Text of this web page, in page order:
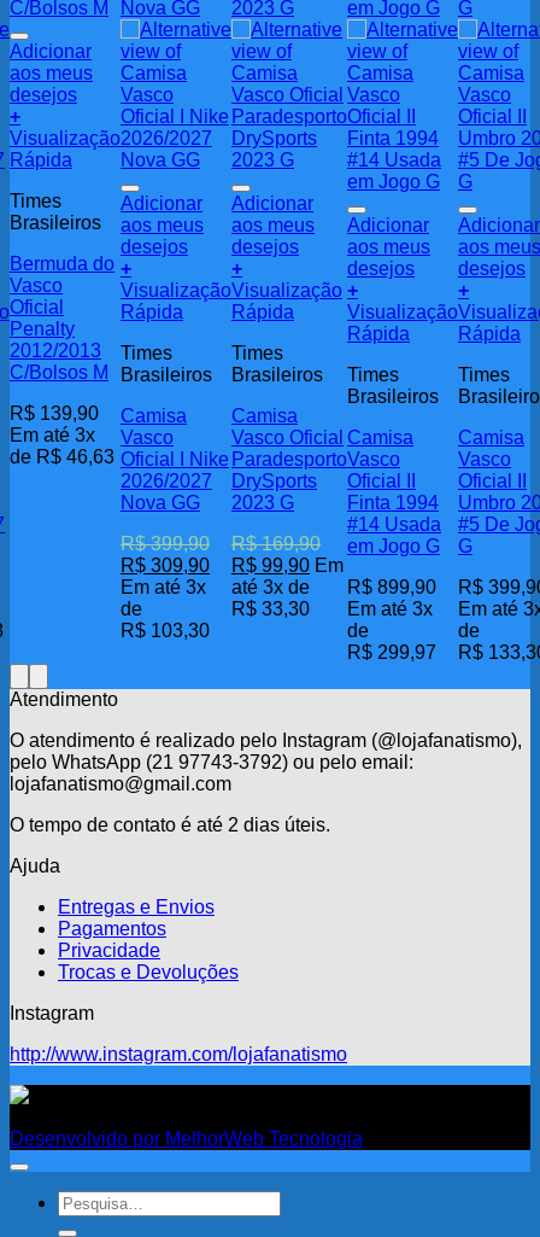
Adicionar
aos meus
desejos
+
Visualização
Rápida
Times
Brasileiros
Bermuda do
Vasco
Oficial
Penalty
2012/2013
C/Bolsos M
R$139,90
Em até 3x
de R$46,63
Adicionar
aos meus
desejos
+
Visualização
Rápida
Times
Brasileiros
Camisa
Vasco
Oficial I Nike
2026/2027
Nova GG
R$399,90
O
preço
original
era:
R$309,90O
preço
atual
é:
Em até 3x
de
R$103,30
Adicionar
aos meus
desejos
+
Visualização
Rápida
Times
Brasileiros
Camisa
Vasco Oficial
Paradesporto
DrySports
2023 G
R$169,90
O
preço
original
R$99,90O
preço
atual
R$ 99,90.
Em
até 3x de
R$33,30
Adicionar
aos meus
desejos
+
Visualização
Rápida
Times
Brasileiros
Camisa
Vasco
Oficial II
Finta 1994
#14 Usada
em Jogo G
R$899,90
Em até 3x
de
R$299,97
Adicionar
aos meus
desejos
+
Rápida
Times
Camisa
Vasco
Oficial II
Umbro
#5 De
G
R$
Em até
de
R$
Atendimento
O atendimento é realizado pelo Instagram (@lojafanatismo),
pelo WhatsApp (21 97743-3792) ou pelo email:
lojafanatismo@gmail.com
O tempo de contato é até 2 dias úteis.
Ajuda
Entregas e Envios
Pagamentos
Privacidade
Trocas e Devoluções
Instagram
http://www.instagram.com/lojafanatismo
Desenvolvido por MelhorWeb Tecnologia
Pesquisar
por: